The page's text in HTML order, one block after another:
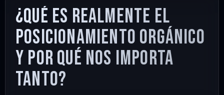
¿Qué es realmente el
posicionamiento orgánico
y por qué nos importa
tanto?